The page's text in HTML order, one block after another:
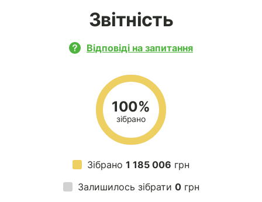
Звітність
Відповіді на запитання
100%
зібрано
Зібрано 1 185 006 грн
Залишилось зібрати 0грн